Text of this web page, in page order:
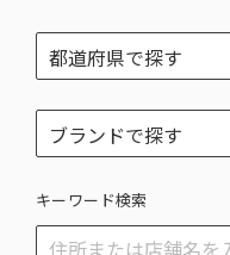
キーワード検索